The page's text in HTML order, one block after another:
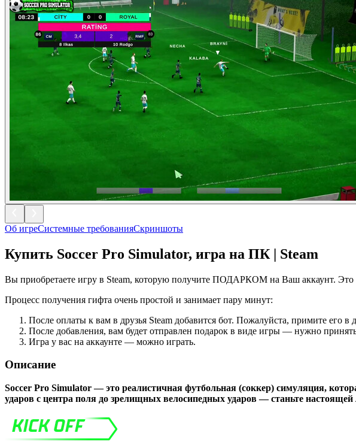
Об игреСистемные требованияСкриншоты
Купить Soccer Pro Simulator, игра на ПК | Steam
Вы приобретаете игру в Steam, которую получите ПОДАРКОМ на Ваш аккаунт. Это
Процесс получения гифта очень простой и занимает пару минут:
После оплаты к вам в друзья Steam добавится бот. Пожалуйста, примите его в
После добавления, вам будет отправлен подарок в виде игры — нужно
Игра у вас на аккаунте — можно играть.
Описание
Soccer Pro Simulator — это реалистичная футбольная (соккер) симуляция,
ударов с центра поля до зрелищных велосипедных ударов — станьте настоящей